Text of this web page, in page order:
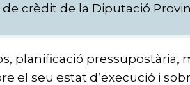
crèdit de la Diputació
planificació pressupostària,
el seu estat d’execució i